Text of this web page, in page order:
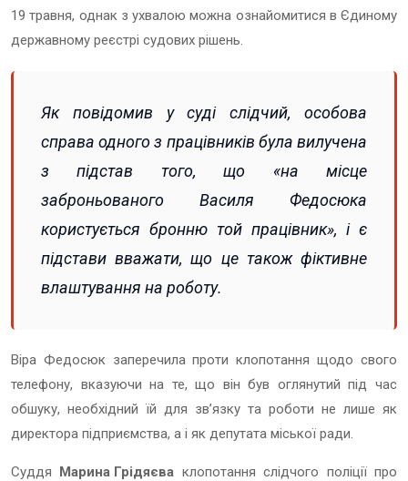
19 травня, однак з ухвалою можна ознайомитися в Єдиному
державному реєстрі судових рішень.
Як повідомив у суді слідчий, особова
справа одного з працівників була вилучена
з підстав того, що «на місце
заброньованого Василя Федосюка
користується бронню той працівник», і є
підстави вважати, що це також фіктивне
влаштування на роботу.
Віра Федосюк заперечила проти клопотання щодо свого
телефону, вказуючи на те, що він був оглянутий під час
обшуку, необхідний їй для зв’язку та роботи не лише як
директора підприємства, а і як депутата міської ради.
Суддя Марина Грідяєва клопотання слідчого поліції про